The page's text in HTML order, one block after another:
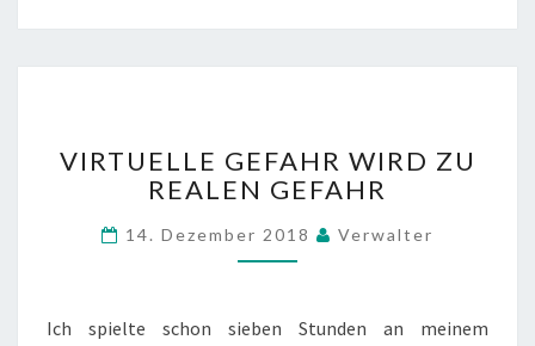
E
I
N
D
Y
L
I
R
U
E
VIRTUELLE GEFAHR WIRD ZU
REALEN GEFAHR
14. Dezember 2018 Verwalter
Ich spielte schon sieben Stunden an meinem